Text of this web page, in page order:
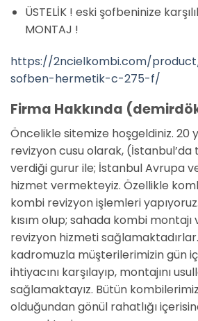
ÜSTELİK ! eski şofbeninize
MONTAJ !
https://2ncielkombi.com/
sofben-hermetik-c-275-f/
Firma Hakkında
Öncelikle sitemize hoşgeldiniz. 20
revizyon cusu olarak, (İstanbul’da
verdiği gurur ile; İstanbul Avrupa
hizmet vermekteyiz. Özellikle
kombi revizyon işlemleri
kısım olup; sahada kombi
revizyon hizmeti
kadromuzla müşterilerimizin gün
ihtiyacını karşılayıp, montajını
sağlamaktayız. Bütün
olduğundan gönül rahatlığı